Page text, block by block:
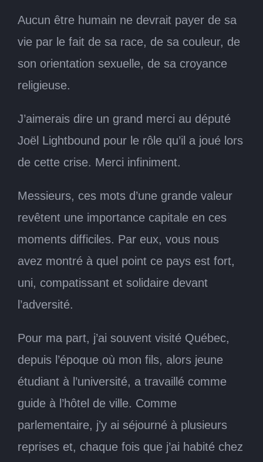
Aucun être humain ne devrait payer de sa
vie par le fait de sa race, de sa couleur, de
son orientation sexuelle, de sa croyance
religieuse.
J’aimerais dire un grand merci au député
Joël Lightbound pour le rôle qu’il a joué lors
de cette crise. Merci infiniment.
Messieurs, ces mots d’une grande valeur
revêtent une importance capitale en ces
moments difficiles. Par eux, vous nous
avez montré à quel point ce pays est fort,
uni, compatissant et solidaire devant
l’adversité.
Pour ma part, j’ai souvent visité Québec,
depuis l’époque où mon fils, alors jeune
étudiant à l’université, a travaillé comme
guide à l’hôtel de ville. Comme
parlementaire, j’y ai séjourné à plusieurs
reprises et, chaque fois que j’ai habité chez